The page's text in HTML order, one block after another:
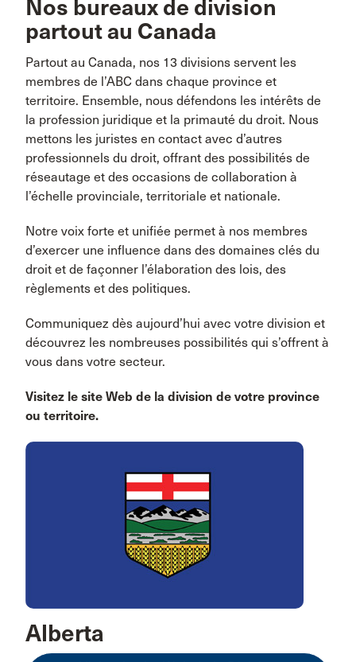
Nos bureaux de division
partout au Canada
Partout au Canada, nos 13 divisions servent les
membres de l’ABC dans chaque province et
territoire. Ensemble, nous défendons les intérêts de
la profession juridique et la primauté du droit. Nous
mettons les juristes en contact avec d’autres
professionnels du droit, offrant des possibilités de
réseautage et des occasions de collaboration à
l’échelle provinciale, territoriale et nationale.
Notre voix forte et unifiée permet à nos membres
d’exercer une influence dans des domaines clés du
droit et de façonner l’élaboration des lois, des
règlements et des politiques.
Communiquez dès aujourd’hui avec votre division et
découvrez les nombreuses possibilités qui s’offrent à
vous dans votre secteur.
Visitez le site Web de la division de votre province
ou territoire.
Alberta